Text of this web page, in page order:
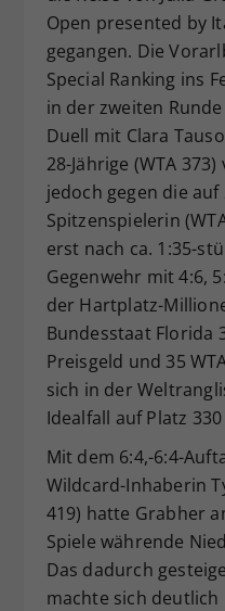
Open presented by
gegangen. Die
Special Ranking ins
in der zweiten
Duell mit Clara
28-Jährige (WTA
jedoch gegen die
Spitzenspielerin
erst nach ca. 1:35-
Gegenwehr mit 4:6,
der Hartplatz-
Bundesstaat Florida
Preisgeld und 35
sich in der
Idealfall auf Platz
Mit dem 6:4,-6:4-
Wildcard-Inhaberin
419) hatte Grabher
Spiele währende
Das dadurch
machte sich
Zweck
Dieser
zufällig
hat.